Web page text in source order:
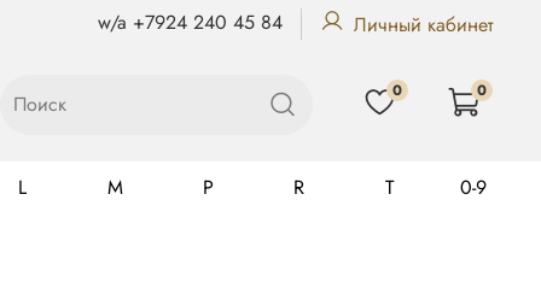
w/a +7924 240 45 84 Личный кабинет
0 0
L M P R T 0-9